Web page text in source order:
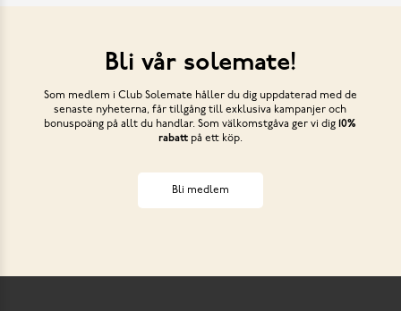
Bli vår solemate!
Som medlem i Club Solemate håller du dig uppdaterad med de
senaste nyheterna, får tillgång till exklusiva kampanjer och
bonuspoäng på allt du handlar. Som välkomstgåva ger vi dig10%
rabattpå ett köp.
Bli medlem